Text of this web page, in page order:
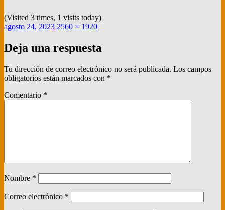
(Visited 3 times, 1 visits today)
Publicado
agosto 24, 2023 Tamaño
2560 × 1920
Deja una respuesta
Tu dirección de correo electrónico no será publicada. Los campos
obligatorios están marcados con *
Comentario *
Nombre *
Correo electrónico *